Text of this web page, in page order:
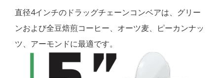
直径4インチのドラッグチェーンコンベアは、グリー
ンおよび全豆焙煎コーヒー、オーツ麦、ピーカンナッ
ツ、アーモンドに最適です。